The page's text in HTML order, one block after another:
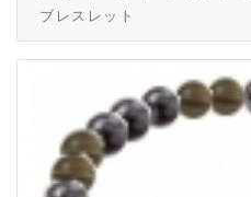
ブレスレット